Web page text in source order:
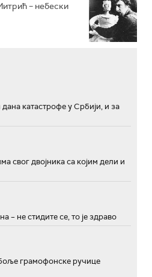
– небески
катастрофе у Србији, и за
свог двојника са којим дели и
– не стидите се, то је здраво
грамофонске ручице